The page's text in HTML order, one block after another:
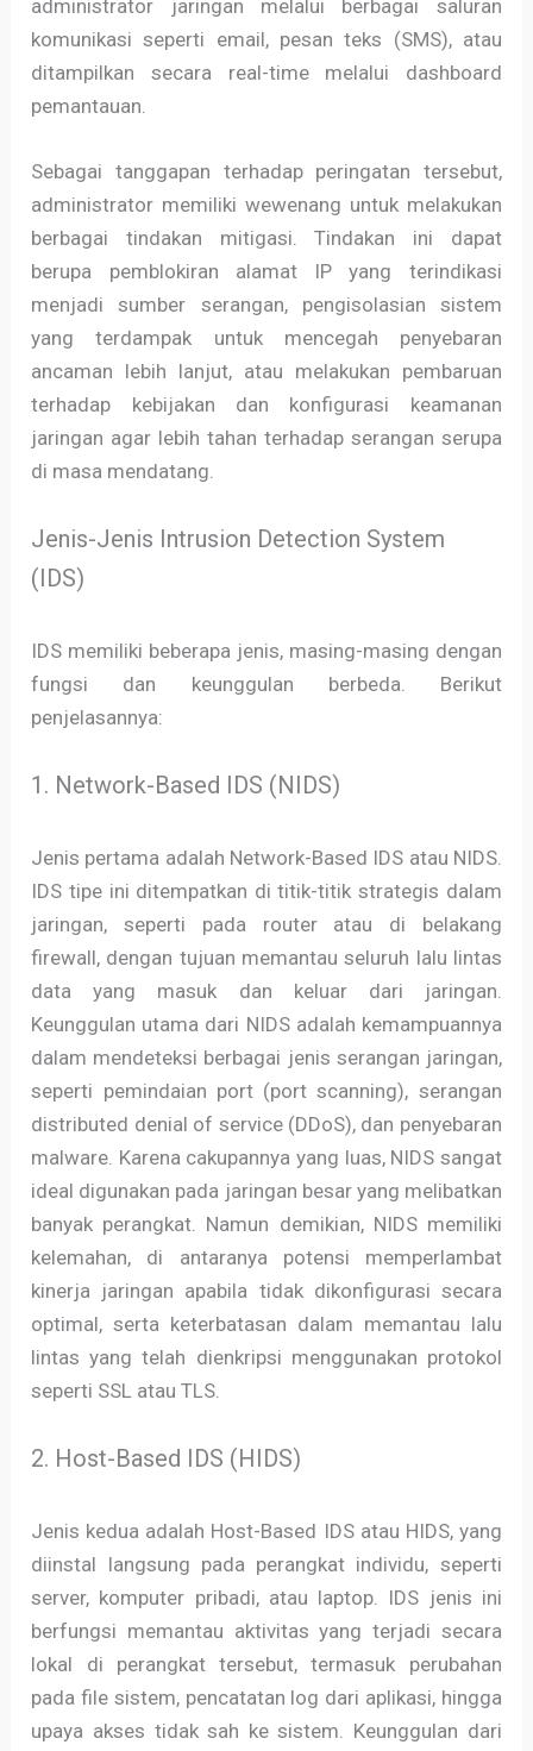
administrator jaringan melalui berbagai saluran
komunikasi seperti email, pesan teks (SMS), atau
ditampilkan secara real-time melalui dashboard
pemantauan.
Sebagai tanggapan terhadap peringatan tersebut,
administrator memiliki wewenang untuk melakukan
berbagai tindakan mitigasi. Tindakan ini dapat
berupa pemblokiran alamat IP yang terindikasi
menjadi sumber serangan, pengisolasian sistem
yang terdampak untuk mencegah penyebaran
ancaman lebih lanjut, atau melakukan pembaruan
terhadap kebijakan dan konfigurasi keamanan
jaringan agar lebih tahan terhadap serangan serupa
di masa mendatang.
Jenis-Jenis Intrusion Detection System
(IDS)
IDS memiliki beberapa jenis, masing-masing dengan
fungsi dan keunggulan berbeda. Berikut
penjelasannya:
1. Network-Based IDS (NIDS)
Jenis pertama adalah Network-Based IDS atau NIDS.
IDS tipe ini ditempatkan di titik-titik strategis dalam
jaringan, seperti pada router atau di belakang
firewall, dengan tujuan memantau seluruh lalu lintas
data yang masuk dan keluar dari jaringan.
Keunggulan utama dari NIDS adalah kemampuannya
dalam mendeteksi berbagai jenis serangan jaringan,
seperti pemindaian port (port scanning), serangan
distributed denial of service (DDoS), dan penyebaran
malware. Karena cakupannya yang luas, NIDS sangat
ideal digunakan pada jaringan besar yang melibatkan
banyak perangkat. Namun demikian, NIDS memiliki
kelemahan, di antaranya potensi memperlambat
kinerja jaringan apabila tidak dikonfigurasi secara
optimal, serta keterbatasan dalam memantau lalu
lintas yang telah dienkripsi menggunakan protokol
seperti SSL atau TLS.
2. Host-Based IDS (HIDS)
Jenis kedua adalah Host-Based IDS atau HIDS, yang
diinstal langsung pada perangkat individu, seperti
server, komputer pribadi, atau laptop. IDS jenis ini
berfungsi memantau aktivitas yang terjadi secara
lokal di perangkat tersebut, termasuk perubahan
pada file sistem, pencatatan log dari aplikasi, hingga
upaya akses tidak sah ke sistem. Keunggulan dari